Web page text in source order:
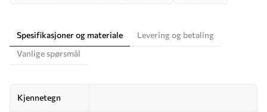
Spesifikasjoner og materiale
Levering og betaling
Vanlige spørsmål
Kjennetegn